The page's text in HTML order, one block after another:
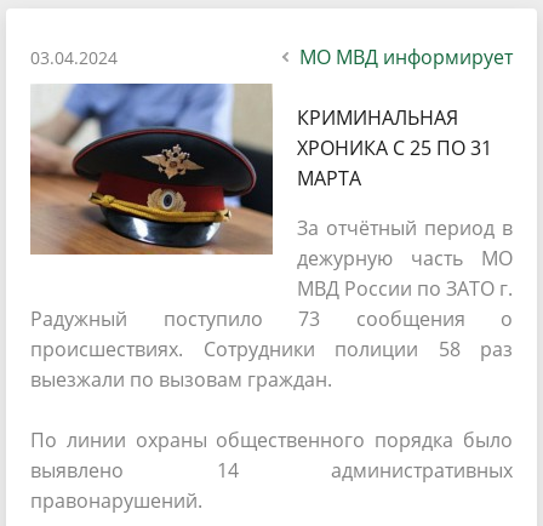
03.04.2024 МО МВД информирует
КРИМИНАЛЬНАЯ
ХРОНИКА С 25 ПО 31
МАРТА
За отчётный период в
дежурную часть МО
МВД России по ЗАТО г.
Радужный поступило 73 сообщения о
происшествиях. Сотрудники полиции 58 раз
выезжали по вызовам граждан.
По линии охраны общественного порядка было
выявлено 14 административных
правонарушений.